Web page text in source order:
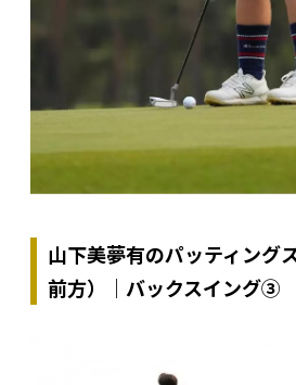
山下美夢有のパッティング
前方）｜バックスイング③